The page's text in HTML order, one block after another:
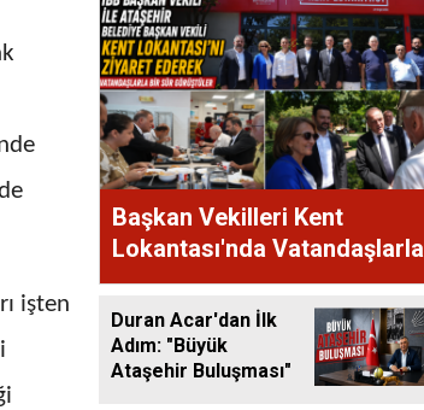
işten
Başkan Vekilleri Kent
Lokantası'nda Vatandaşlarla
Bir Araya Geldi
Duran Acar'dan İlk
Adım: "Büyük
Ataşehir Buluşması"